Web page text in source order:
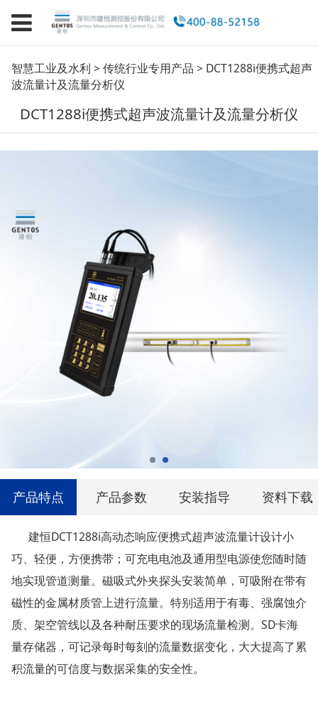
DCT1288i便携式超声波
流量计及流量分析仪
智慧工业及水利 >传统行业专用产品 > DCT1288i便携式超声
波流量计及流量分析仪
DCT1288i便携式超声波流量计及流量分析仪
产品特点 产品参数 安装指导 资料下载
建恒DCT1288i高动态响应便携式超声波流量计设计小
巧、轻便，方便携带；可充电电池及通用型电源使您随时随
地实现管道测量。磁吸式外夹探头安装简单，可吸附在带有
磁性的金属材质管上进行流量。特别适用于有毒、强腐蚀介
质、架空管线以及各种耐压要求的现场流量检测。SD卡海
量存储器，可记录每时每刻的流量数据变化，大大提高了累
积流量的可信度与数据采集的安全性。